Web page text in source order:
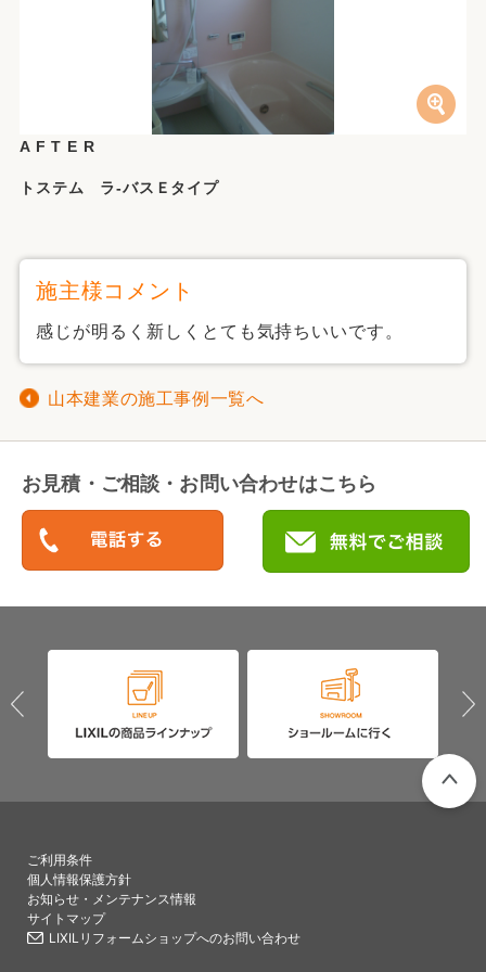
A F T E R
トステム ラ-バスＥタイプ
施主様コメント
感じが明るく新しくとても気持ちいいです。
山本建業の施工事例一覧へ
お見積・ご相談・お問い合わせはこちら
ご利用条件
個人情報保護方針
お知らせ・メンテナンス情報
サイトマップ
LIXILリフォームショップへのお問い合わせ